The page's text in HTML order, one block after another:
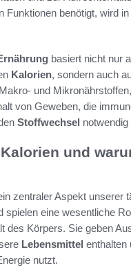
Funktionen benötigt, wird
basiert nicht nur
Kalorien, sondern auch
und
von Geweben, die
Stoffwechsel notwendig
und
zentraler Aspekt unserer
spielen eine wesentliche
des Körpers. Sie geben
Lebensmittel enthalten
nutzt.